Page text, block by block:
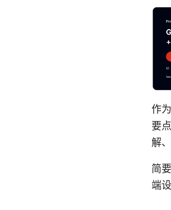
作
要
解
简
端